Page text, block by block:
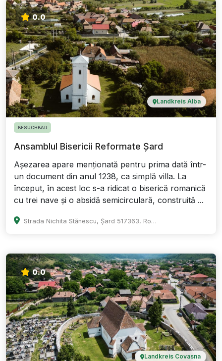
0.0
Landkreis Alba
BESUCHBAR
Ansamblul Bisericii Reformate Șard
Așezarea apare menționată pentru prima dată într-
un document din anul 1238, ca simplă villa. La
început, în acest loc s-a ridicat o biserică romanică
cu trei nave și o absidă semicirculară, construită ...
Strada Nichita Stănescu, Șard 517363, Romania
0.0
Landkreis Covasna